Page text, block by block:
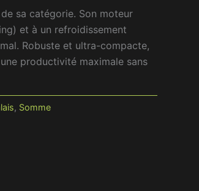
sa catégorie. Son moteur
et à un refroidissement
Robuste et ultra-compacte,
productivité maximale sans
, Somme